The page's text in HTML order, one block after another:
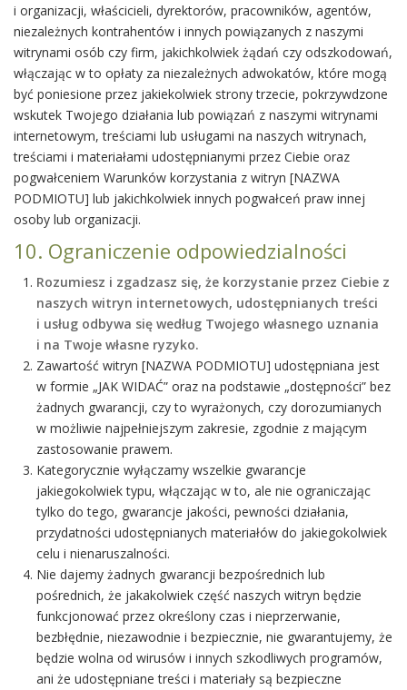
i organizacji, właścicieli, dyrektorów, pracowników, agentów,
niezależnych kontrahentów i innych powiązanych z naszymi
witrynami osób czy firm, jakichkolwiek żądań czy odszkodowań,
włączając w to opłaty za niezależnych adwokatów, które mogą
być poniesione przez jakiekolwiek strony trzecie, pokrzywdzone
wskutek Twojego działania lub powiązań z naszymi witrynami
internetowym, treściami lub usługami na naszych witrynach,
treściami i materiałami udostępnianymi przez Ciebie oraz
pogwałceniem Warunków korzystania z witryn [NAZWA
PODMIOTU] lub jakichkolwiek innych pogwałceń praw innej
osoby lub organizacji.
10. Ograniczenie odpowiedzialności
Rozumiesz i zgadzasz się, że korzystanie przez Ciebie z
naszych witryn internetowych, udostępnianych treści
i usług odbywa się według Twojego własnego uznania
i na Twoje własne ryzyko.
Zawartość witryn [NAZWA PODMIOTU] udostępniana jest
w formie „JAK WIDAĆ” oraz na podstawie „dostępności” bez
żadnych gwarancji, czy to wyrażonych, czy dorozumianych
w możliwie najpełniejszym zakresie, zgodnie z mającym
zastosowanie prawem.
Kategorycznie wyłączamy wszelkie gwarancje
jakiegokolwiek typu, włączając w to, ale nie ograniczając
tylko do tego, gwarancje jakości, pewności działania,
przydatności udostępnianych materiałów do jakiegokolwiek
celu i nienaruszalności.
Nie dajemy żadnych gwarancji bezpośrednich lub
pośrednich, że jakakolwiek część naszych witryn będzie
funkcjonować przez określony czas i nieprzerwanie,
bezbłędnie, niezawodnie i bezpiecznie, nie gwarantujemy, że
będzie wolna od wirusów i innych szkodliwych programów,
ani że udostępniane treści i materiały są bezpieczne